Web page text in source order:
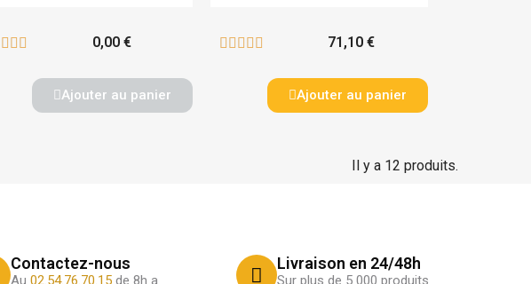
   0,00 €
Ajouter au panier
     71,10 €
Ajouter au panier
Il y a 12 produits.
Contactez-nous
Au 02.54.76.70.15 de 8h a
Livraison en 24/48h
Sur plus de 5 000 produits